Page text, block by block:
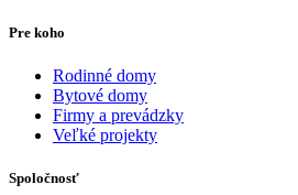
Pre koho
Rodinné domy
Bytové domy
Firmy a prevádzky
Veľké projekty
Spoločnosť